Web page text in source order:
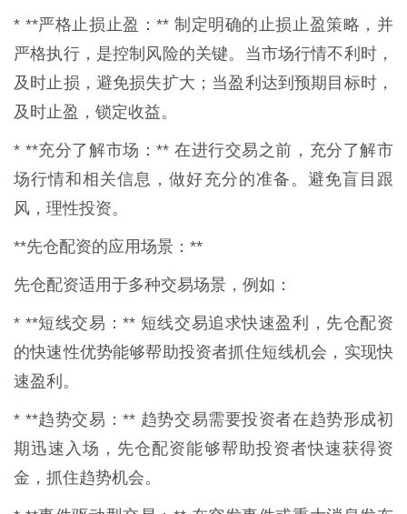
* **严格止损止盈：** 制定明确的止损止盈策略，并
严格执行，是控制风险的关键。当市场行情不利时，
及时止损，避免损失扩大；当盈利达到预期目标时，
及时止盈，锁定收益。
* **充分了解市场：** 在进行交易之前，充分了解市
场行情和相关信息，做好充分的准备。避免盲目跟
风，理性投资。
**先仓配资的应用场景：**
先仓配资适用于多种交易场景，例如：
* **短线交易：** 短线交易追求快速盈利，先仓配资
的快速性优势能够帮助投资者抓住短线机会，实现快
速盈利。
* **趋势交易：** 趋势交易需要投资者在趋势形成初
期迅速入场，先仓配资能够帮助投资者快速获得资
金，抓住趋势机会。